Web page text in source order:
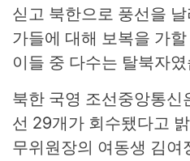
싣고 북한으로 풍선을
가들에 대해 보복을 가
이들 중 다수는 탈북자
북한 국영 조선중앙통신
선 29개가 회수됐다고
무위원장의 여동생 김여